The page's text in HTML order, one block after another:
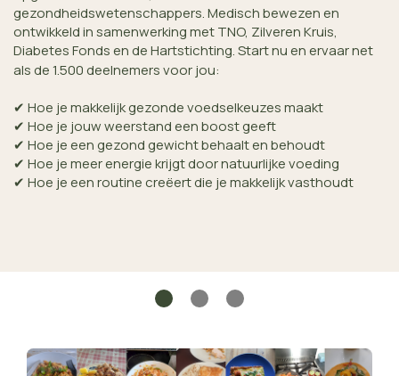
gezondheidswetenschappers. Medisch bewezen en
ontwikkeld in samenwerking met TNO, Zilveren Kruis,
Diabetes Fonds en de Hartstichting. Start nu en ervaar net
als de 1.500 deelnemers voor jou:
✔ Hoe je makkelijk gezonde voedselkeuzes maakt
✔ Hoe je jouw weerstand een boost geeft
✔ Hoe je een gezond gewicht behaalt en behoudt
✔ Hoe je meer energie krijgt door natuurlijke voeding
✔ Hoe je een routine creëert die je makkelijk vasthoudt